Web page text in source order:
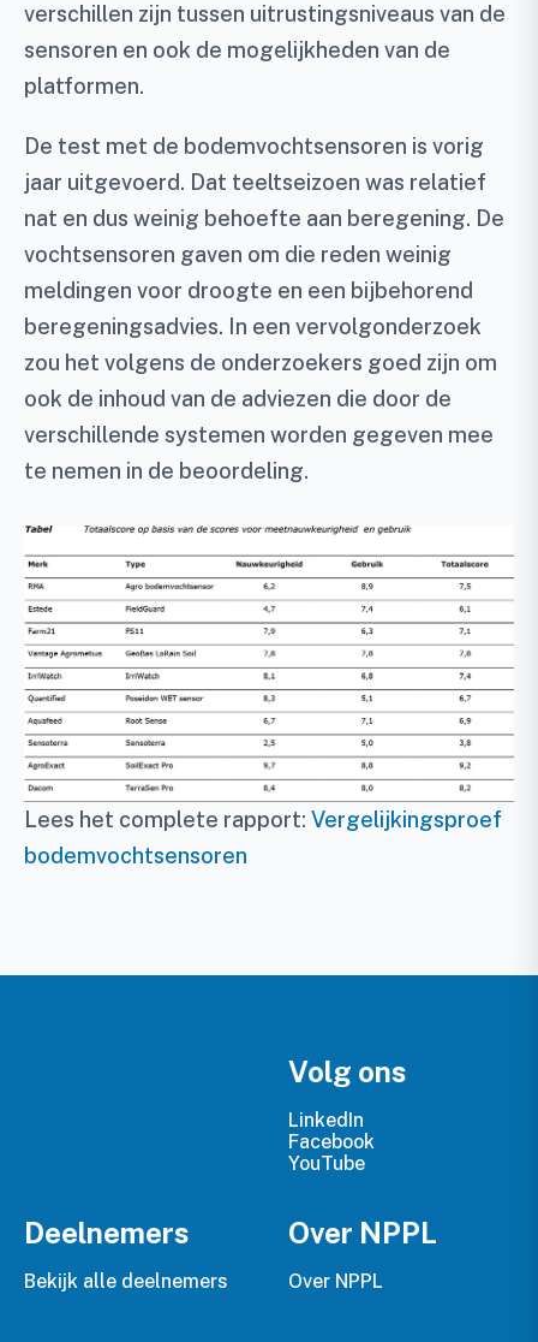
verschillen zijn tussen uitrustingsniveaus van de
sensoren en ook de mogelijkheden van de
platformen.
De test met de bodemvochtsensoren is vorig
jaar uitgevoerd. Dat teeltseizoen was relatief
nat en dus weinig behoefte aan beregening. De
vochtsensoren gaven om die reden weinig
meldingen voor droogte en een bijbehorend
beregeningsadvies. In een vervolgonderzoek
zou het volgens de onderzoekers goed zijn om
ook de inhoud van de adviezen die door de
verschillende systemen worden gegeven mee
te nemen in de beoordeling.
Lees het complete rapport: Vergelijkingsproef
bodemvochtsensoren
Volg ons
LinkedIn
Facebook
YouTube
Deelnemers
Bekijk alle deelnemers
Over NPPL
Over NPPL